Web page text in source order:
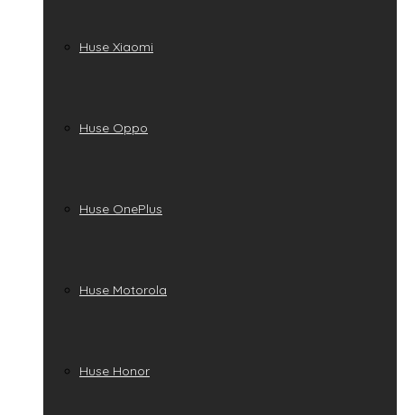
Huse Xiaomi
Huse Oppo
Huse OnePlus
Huse Motorola
Huse Honor